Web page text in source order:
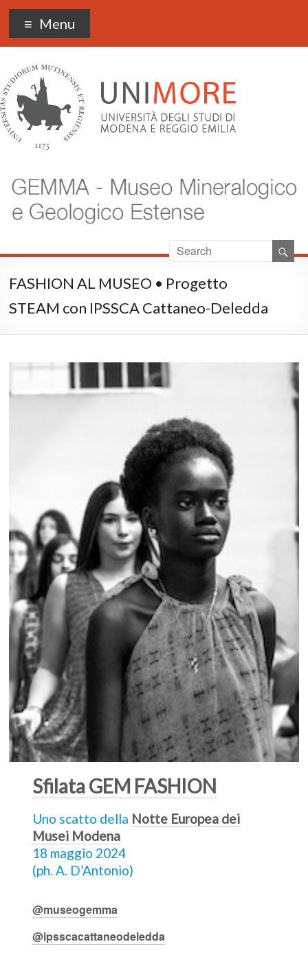
Museo Gemma
Menu
FASHION AL MUSEO • Progetto
STEAM con IPSSCA Cattaneo-Deledda
Sfilata GEM FASHION
Uno scatto della Notte Europea dei
Musei Modena
18 maggio 2024
(ph. A. D’Antonio)
@museogemma
@ipsscacattaneodeledda